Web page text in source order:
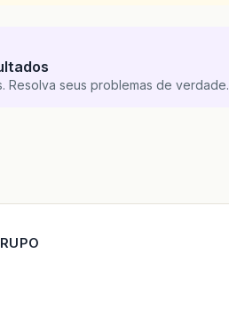
Resolva seus problemas de verdade.